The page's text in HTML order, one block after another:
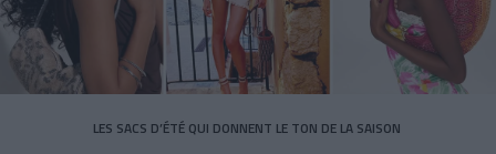
LES SACS D’ÉTÉ QUI DONNENT LE TON DE LA SAISON